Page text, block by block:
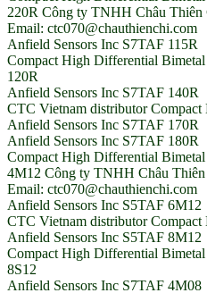
220R Công ty TNHH Châu Thiên
Email: ctc070@chauthienchi.com
Anfield Sensors Inc S7TAF 115R
Compact High Differential
120R
Anfield Sensors Inc S7TAF 140R
CTC Vietnam distributor
Anfield Sensors Inc S7TAF 170R
Anfield Sensors Inc S7TAF 180R
Compact High Differential
4M12 Công ty TNHH Châu
Email: ctc070@chauthienchi.com
Anfield Sensors Inc S5TAF 6M12
CTC Vietnam distributor
Anfield Sensors Inc S5TAF 8M12
Compact High Differential
8S12
Anfield Sensors Inc S7TAF 4M08